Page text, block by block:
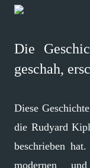
Die
geschah,
Diese
die Rudyard
beschrieben
modernen